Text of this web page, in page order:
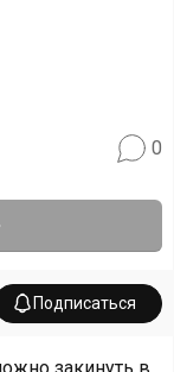
0
Подписаться